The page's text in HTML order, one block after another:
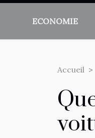
ECONOMIE
Accueil